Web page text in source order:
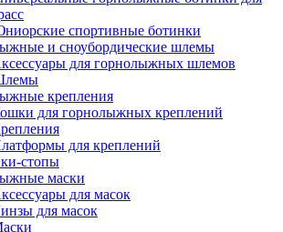
спортивные ботинки
и сноубордические шлемы
для горнолыжных шлемов
крепления
для горнолыжных креплений
для креплений
стопы
маски
для масок
для масок